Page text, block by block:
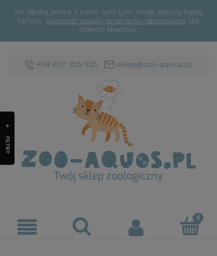
Im dłużej jesteś z nami, tym tym Twoje zakupy będą
tańsze. Sprawdź zasady programu rabatowego dla
stałych klientów.
+48 607 325 525 sklep@zoo-aquos.pl
FILTRY